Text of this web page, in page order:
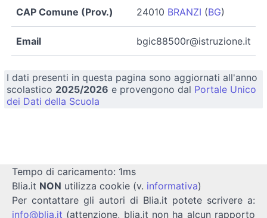
CAP Comune (Prov.) 24010 BRANZI (BG)
Email bgic88500r@istruzione.it
I dati presenti in questa pagina sono aggiornati all'anno
scolastico 2025/2026 e provengono dal Portale Unico
dei Dati della Scuola
Tempo di caricamento: 1ms
Blia.it NON utilizza cookie (v. informativa)
Per contattare gli autori di Blia.it potete scrivere a:
info@blia.it (attenzione, blia.it non ha alcun rapporto